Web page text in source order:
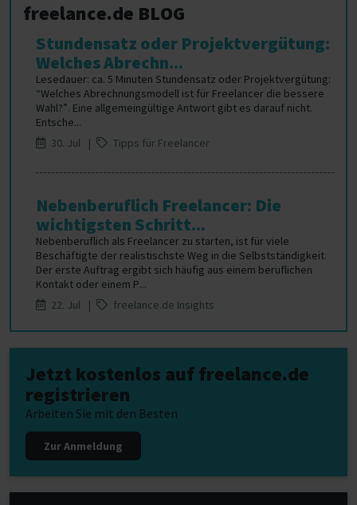
freelance.de BLOG
Stundensatz oder Projektvergütung:
Welches Abrechn...
Lesedauer: ca. 5 Minuten Stundensatz oder Projektvergütung:
“Welches Abrechnungsmodell ist für Freelancer die bessere
Wahl?”. Eine allgemeingültige Antwort gibt es darauf nicht.
Entsche...
30. Jul |
Tipps für Freelancer
Nebenberuflich Freelancer: Die
wichtigsten Schritt...
Nebenberuflich als Freelancer zu starten, ist für viele
Beschäftigte der realistischste Weg in die Selbstständigkeit.
Der erste Auftrag ergibt sich häufig aus einem beruflichen
Kontakt oder einem P...
22. Jul |
freelance.de Insights
Jetzt kostenlos auf freelance.de
registrieren
Arbeiten Sie mit den Besten
Zur Anmeldung